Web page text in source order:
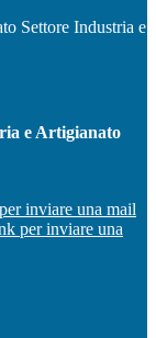
Settore Industria e
e Artigianato
inviare una mail
per inviare una